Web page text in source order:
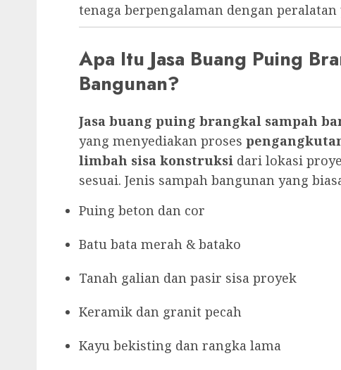
tenaga berpengalaman dengan peralatan
Apa Itu Jasa Buang Puing
Bangunan?
Jasa buang puing brangkal sampah
yang menyediakan proses
limbah sisa konstruksi dari lokasi
sesuai. Jenis sampah bangunan yang
Puing beton dan cor
Batu bata merah & batako
Tanah galian dan pasir sisa proyek
Keramik dan granit pecah
Kayu bekisting dan rangka lama